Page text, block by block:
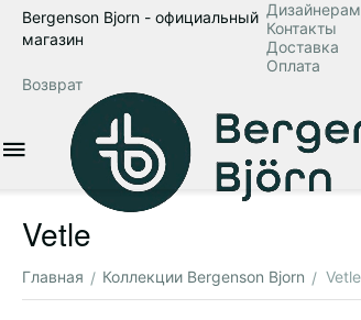
Bergenson Bjorn - официальный
магазин
Контакты
Доставка
Оплата
Возврат
Vetle
Главная / Коллекции Bergenson Bjorn / Vetle